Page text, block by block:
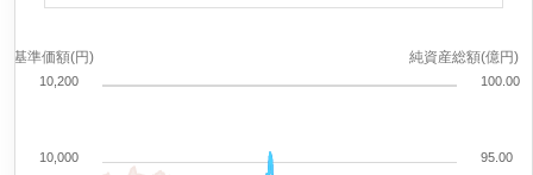
基準価額(円) 純資産総額(億円)
10,000
10,200
95.00
100.00